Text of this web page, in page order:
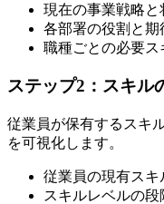
現在の事業戦略
各部署の役割と
職種ごとの必要
ステップ2：スキル
従業員が保有するスキ
を可視化します。
従業員の現有ス
スキルレベルの